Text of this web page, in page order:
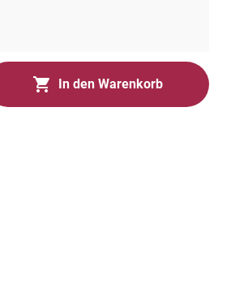
In den Warenkorb